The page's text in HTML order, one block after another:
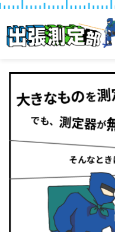
サワテ